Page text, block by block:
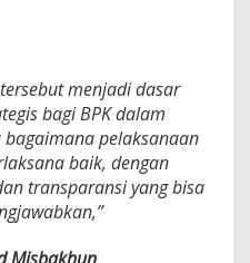
menjadi dasar
bagi BPK dalam
pelaksanaan
baik, dengan
transparansi yang bisa